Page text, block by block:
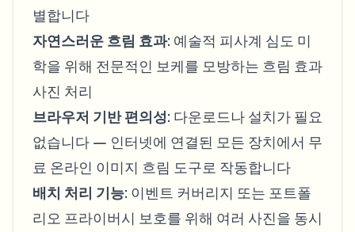
별합니다
자연스러운 흐림 효과: 예술적 피사계 심도 미
학을 위해 전문적인 보케를 모방하는 흐림 효과
사진 처리
브라우저 기반 편의성: 다운로드나 설치가 필요
없습니다 — 인터넷에 연결된 모든 장치에서 무
료 온라인 이미지 흐림 도구로 작동합니다
배치 처리 기능: 이벤트 커버리지 또는 포트폴
리오 프라이버시 보호를 위해 여러 사진을 동시